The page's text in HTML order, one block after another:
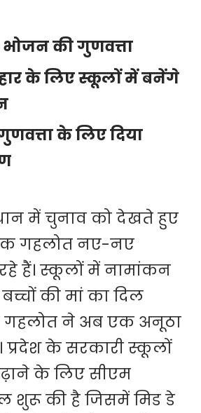
की गुणवत्ता
के लिए स्कूलों में बनेंगे
के लिए दिया
में चुनाव को देखते हुए
गहलोत नए-नए
हैं। स्कूलों में नामांकन
की मां का दिल
ने अब एक अनूठा
प्रदेश के सरकारी स्कूलों
के लिए सीएम
शुरू की है जिसमें मिड डे